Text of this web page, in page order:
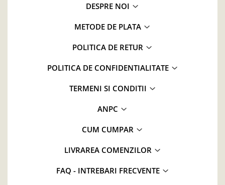
DESPRE NOI
METODE DE PLATA
POLITICA DE RETUR
POLITICA DE CONFIDENTIALITATE
TERMENI SI CONDITII
ANPC
CUM CUMPAR
LIVRAREA COMENZILOR
FAQ - INTREBARI FRECVENTE